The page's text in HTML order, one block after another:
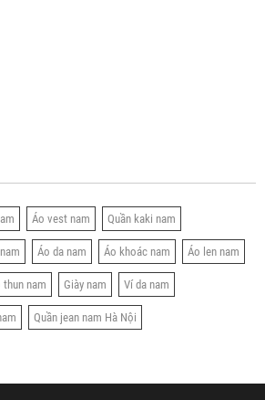
Áo vest nam Quần kaki nam
Áo da nam Áo khoác nam Áo len nam
thun nam Giày nam Ví da nam
Quần jean nam Hà Nội